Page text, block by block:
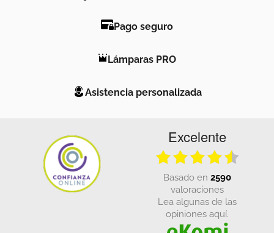
Pago seguro
Lámparas PRO
Asistencia personalizada
Excelente
basado en 2590
valoraciones
Lea algunas de las
opiniones aquí.